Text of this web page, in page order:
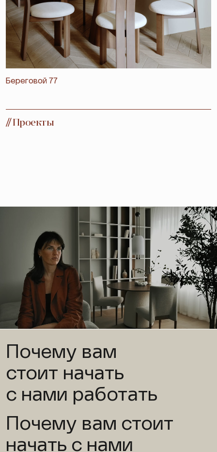
Береговой 77
// Проекты
Почему вам
стоит начать
с нами работать
Почему вам стоит
начать с нами